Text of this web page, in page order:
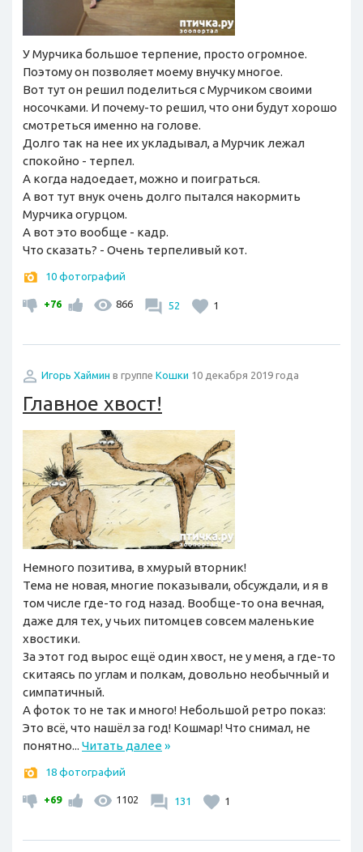
У Мурчика большое терпение, просто огромное.
Поэтому он позволяет моему внучку многое.
Вот тут он решил поделиться с Мурчиком своими
носочками. И почему-то решил, что они будут хорошо
смотреться именно на голове.
Долго так на нее их укладывал, а Мурчик лежал
спокойно - терпел.
А когда надоедает, можно и поиграться.
А вот тут внук очень долго пытался накормить
Мурчика огурцом.
А вот это вообще - кадр.
Что сказать? - Очень терпеливый кот.
10 фотографий
+76 866 52 1
Игорь Хаймин в группе Кошки 10 декабря 2019 года
Главное хвост!
Немного позитива, в хмурый вторник!
Тема не новая, многие показывали, обсуждали, и я в
том числе где-то год назад. Вообще-то она вечная,
даже для тех, у чьих питомцев совсем маленькие
хвостики.
За этот год вырос ещё один хвост, не у меня, а где-то
скитаясь по углам и полкам, довольно необычный и
симпатичный.
А фоток то не так и много! Небольшой ретро показ:
Это всё, что нашёл за год! Кошмар! Что снимал, не
понятно... Читать далее»
18 фотографий
+69 1102 131 1